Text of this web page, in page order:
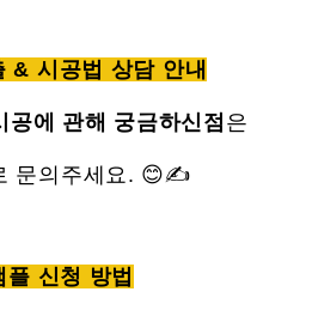
& 시공법 상담 안내
공에 관해 궁금하신점 은
문의주세요. 😊✍
플 신청 방법